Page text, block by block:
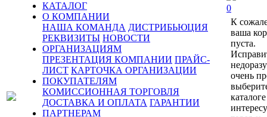
КАТАЛОГ
О КОМПАНИИ
НАША КОМАНДА ДИСТРИБЬЮЦИЯ
РЕКВИЗИТЫ НОВОСТИ
ОРГАНИЗАЦИЯМ
ПРЕЗЕНТАЦИЯ КОМПАНИИ ПРАЙС-
ЛИСТ КАРТОЧКА ОРГАНИЗАЦИИ
ПОКУПАТЕЛЯМ
КОМИССИОННАЯ ТОРГОВЛЯ
ДОСТАВКА И ОПЛАТА ГАРАНТИИ
ПАРТНЕРАМ
0
К
ваша
пуста.
очень
каталоге